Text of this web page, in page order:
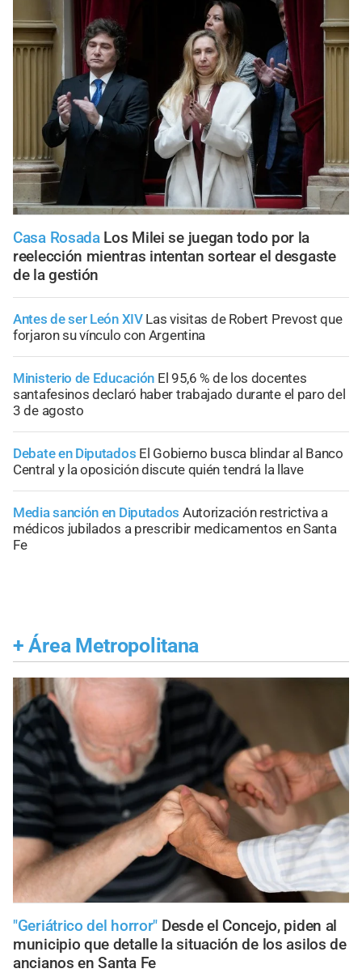
Casa Rosada Los Milei se juegan todo por la
reelección mientras intentan sortear el desgaste
de la gestión
Antes de ser León XIV Las visitas de Robert Prevost que
forjaron su vínculo con Argentina
Ministerio de Educación El 95,6 % de los docentes
santafesinos declaró haber trabajado durante el paro del
3 de agosto
Debate en Diputados El Gobierno busca blindar al Banco
Central y la oposición discute quién tendrá la llave
Media sanción en Diputados Autorización restrictiva a
médicos jubilados a prescribir medicamentos en Santa
Fe
+ Área Metropolitana
"Geriátrico del horror" Desde el Concejo, piden al
municipio que detalle la situación de los asilos de
ancianos en Santa Fe